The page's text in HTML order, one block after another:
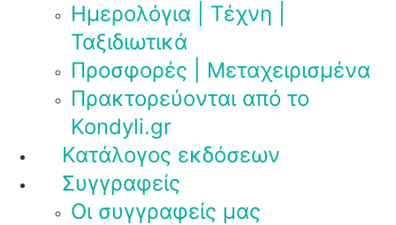
Ημερολόγια | Τέχνη |
Ταξιδιωτικά
Προσφορές | Μεταχειρισμένα
Πρακτορεύονται από το
Kondyli.gr
Κατάλογος εκδόσεων
Συγγραφείς
Οι συγγραφείς μας